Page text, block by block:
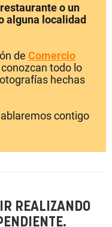
o un
alguna localidad
de Comercio
todo lo
hechas
contigo
REALIZANDO